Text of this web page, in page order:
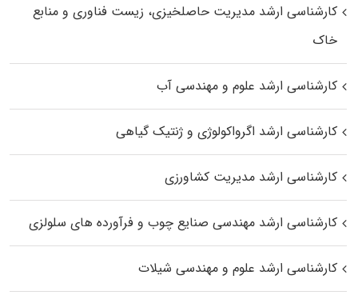
کارشناسی ارشد مدیریت حاصلخیزی، زیست فناوری و منابع
خاک
کارشناسی ارشد علوم و مهندسی آب
کارشناسی ارشد اگرواکولوژی و ژنتیک گیاهی
کارشناسی ارشد مدیریت کشاورزی
کارشناسی ارشد مهندسی صنایع چوب و فرآورده‌ های سلولزی
کارشناسی ارشد علوم و مهندسی شیلات